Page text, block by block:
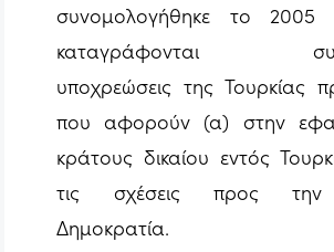
συνομολογήθηκε το 2005
καταγράφονται
υποχρεώσεις της Τουρκίας
που αφορούν (α) στην
κράτους δικαίου εντός
τις σχέσεις προς την
Δημοκρατία.